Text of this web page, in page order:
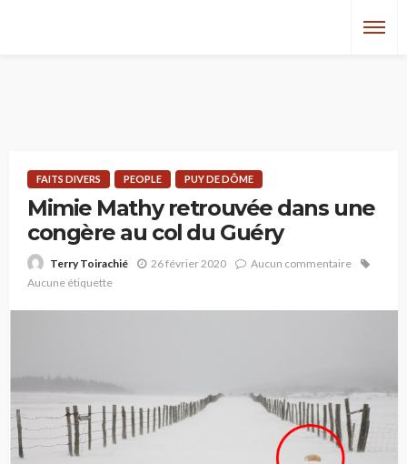
FAITS DIVERS PEOPLE PUY DE DÔME
Mimie Mathy retrouvée dans une
congère au col du Guéry
Terry Toirachié 26 février 2020
Aucun commentaire
Aucune étiquette